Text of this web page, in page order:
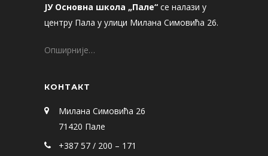
ЈУ Основна школа „Пале“ се налази у
центру Пала у улици Милана Симовића 26.
Опширније…
КОНТАКТ
Милана Симовића 26
71420 Пале
+387 57 / 200 – 171